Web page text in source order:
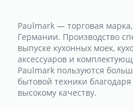
Paulmark — торговая
Германии. Производство
выпуске кухонных моек,
аксессуаров и
Paulmark пользуются
бытовой техники
высокому качеству.